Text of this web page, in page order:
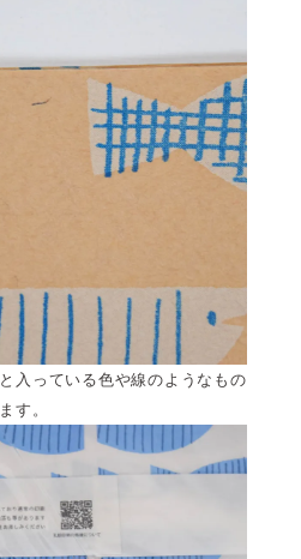
入っている色や線のようなもの
す。